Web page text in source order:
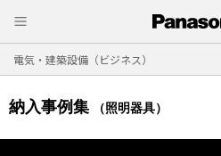
電気・建築設備（ビジネス）
納入事例集 （照明器具）